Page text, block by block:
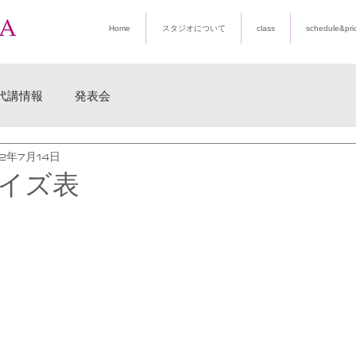
Home スタジオについて class
講情報 発表会
ズ表
7月14日